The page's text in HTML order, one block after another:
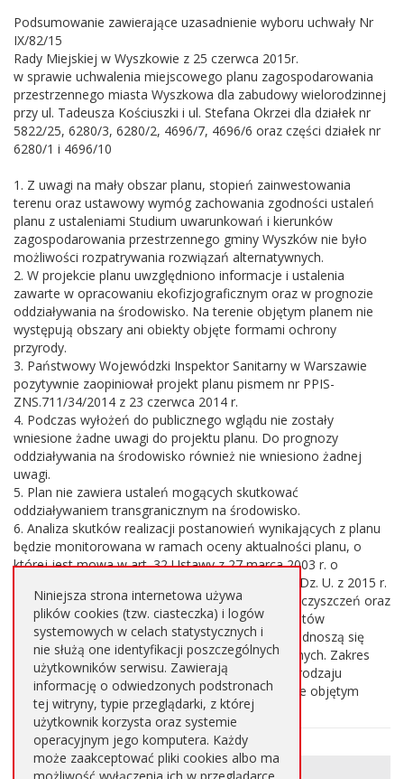
Podsumowanie zawierające uzasadnienie wyboru uchwały Nr
IX/82/15
Rady Miejskiej w Wyszkowie z 25 czerwca 2015r.
w sprawie uchwalenia miejscowego planu zagospodarowania
przestrzennego miasta Wyszkowa dla zabudowy wielorodzinnej
przy ul. Tadeusza Kościuszki i ul. Stefana Okrzei dla działek nr
5822/25, 6280/3, 6280/2, 4696/7, 4696/6 oraz części działek nr
6280/1 i 4696/10
1. Z uwagi na mały obszar planu, stopień zainwestowania
terenu oraz ustawowy wymóg zachowania zgodności ustaleń
planu z ustaleniami Studium uwarunkowań i kierunków
zagospodarowania przestrzennego gminy Wyszków nie było
możliwości rozpatrywania rozwiązań alternatywnych.
2. W projekcie planu uwzględniono informacje i ustalenia
zawarte w opracowaniu ekofizjograficznym oraz w prognozie
oddziaływania na środowisko. Na terenie objętym planem nie
występują obszary ani obiekty objęte formami ochrony
przyrody.
3. Państwowy Wojewódzki Inspektor Sanitarny w Warszawie
pozytywnie zaopiniował projekt planu pismem nr PPIS-
ZNS.711/34/2014 z 23 czerwca 2014 r.
4. Podczas wyłożeń do publicznego wglądu nie zostały
wniesione żadne uwagi do projektu planu. Do prognozy
oddziaływania na środowisko również nie wniesiono żadnej
uwagi.
5. Plan nie zawiera ustaleń mogących skutkować
oddziaływaniem transgranicznym na środowisko.
6. Analiza skutków realizacji postanowień wynikających z planu
będzie monitorowana w ramach oceny aktualności planu, o
której jest mowa w art. 32 Ustawy z 27 marca 2003 r. o
planowaniu i zagospodarowaniu przestrzennym (Dz. U. z 2015 r.
poz. 199). Oceną aktualnego stanu, stopnia zanieczyszczeń oraz
skutków użytkowania poszczególnych komponentów
środowiska zajmuje się monitoring, do którego odnoszą się
zapisy znajdujące się w oddzielnych aktach prawnych. Zakres
oraz częstotliwość pomiarów będzie zależna od rodzaju
inwestycji, które zostaną zlokalizowane na terenie objętym
planem.
Informacje
METRYKA STRONY
Niniejsza strona internetowa używa
plików cookies (tzw. ciasteczka) i logów
systemowych w celach statystycznych i
nie służą one identyfikacji poszczególnych
użytkowników serwisu. Zawierają
informację o odwiedzonych podstronach
tej witryny, typie przeglądarki, z której
użytkownik korzysta oraz systemie
operacyjnym jego komputera. Każdy
może zaakceptować pliki cookies albo ma